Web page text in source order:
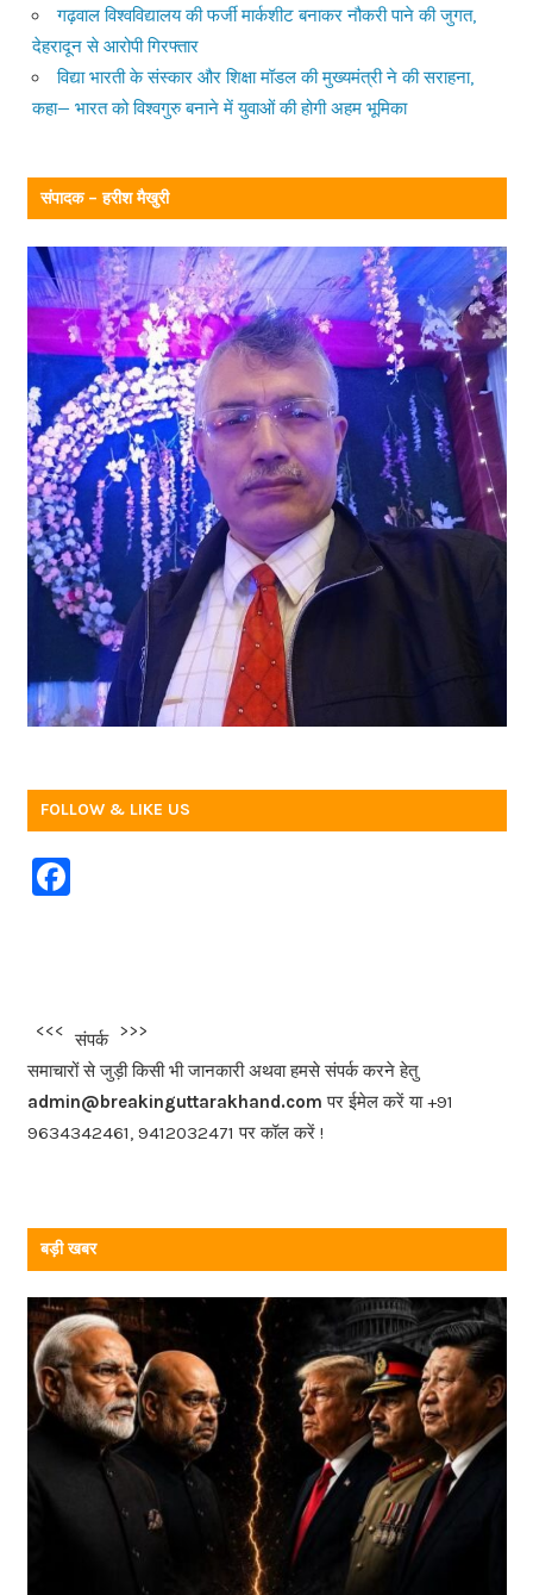
गढ़वाल विश्वविद्यालय की फर्जी मार्कशीट बनाकर नौकरी पाने की जुगत,
देहरादून से आरोपी गिरफ्तार
विद्या भारती के संस्कार और शिक्षा मॉडल की मुख्यमंत्री ने की सराहना,
कहा— भारत को विश्वगुरु बनाने में युवाओं की होगी अहम भूमिका
संपादक – हरीश मैखुरी
FOLLOW & LIKE US
F
b
o
o
k
<<< संपर्क
>>>
समाचारों से जुड़ी किसी भी जानकारी अथवा हमसे संपर्क करने हेतु
admin@breakinguttarakhand.com पर ईमेल करें या +91
9634342461, 9412032471 पर कॉल करें !
बड़ी खबर